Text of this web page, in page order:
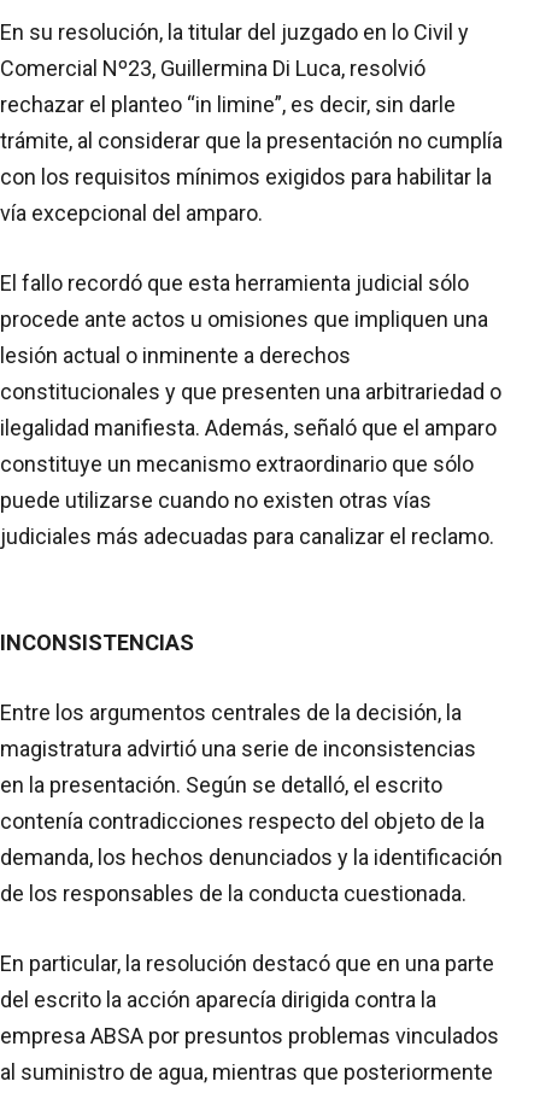
En su resolución, la titular del juzgado en lo Civil y
Comercial Nº23, Guillermina Di Luca, resolvió
rechazar el planteo “in limine”, es decir, sin darle
trámite, al considerar que la presentación no cumplía
con los requisitos mínimos exigidos para habilitar la
vía excepcional del amparo.
El fallo recordó que esta herramienta judicial sólo
procede ante actos u omisiones que impliquen una
lesión actual o inminente a derechos
constitucionales y que presenten una arbitrariedad o
ilegalidad manifiesta. Además, señaló que el amparo
constituye un mecanismo extraordinario que sólo
puede utilizarse cuando no existen otras vías
judiciales más adecuadas para canalizar el reclamo.
INCONSISTENCIAS
Entre los argumentos centrales de la decisión, la
magistratura advirtió una serie de inconsistencias
en la presentación. Según se detalló, el escrito
contenía contradicciones respecto del objeto de la
demanda, los hechos denunciados y la identificación
de los responsables de la conducta cuestionada.
En particular, la resolución destacó que en una parte
del escrito la acción aparecía dirigida contra la
empresa ABSA por presuntos problemas vinculados
al suministro de agua, mientras que posteriormente